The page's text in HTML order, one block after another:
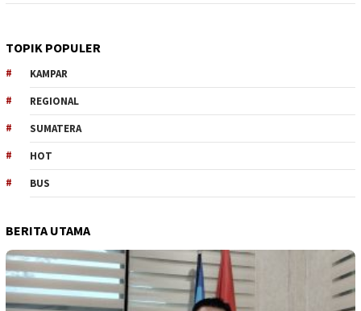
TOPIK POPULER
KAMPAR
REGIONAL
SUMATERA
HOT
BUS
BERITA UTAMA